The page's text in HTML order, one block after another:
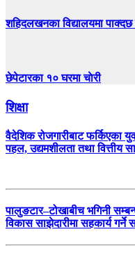
शहिदलखनका विद्यालयमा
छेपेटारका १० घरमा चाेरी
शिक्षा
वैदेशिक रोजगारीबाट फर्किएका
पहल, उद्यमशीलता तथा वित्तीय
पालुङटार–टोखाबीच भगिनी
विकास साझेदारीमा सहकार्य गर्ने